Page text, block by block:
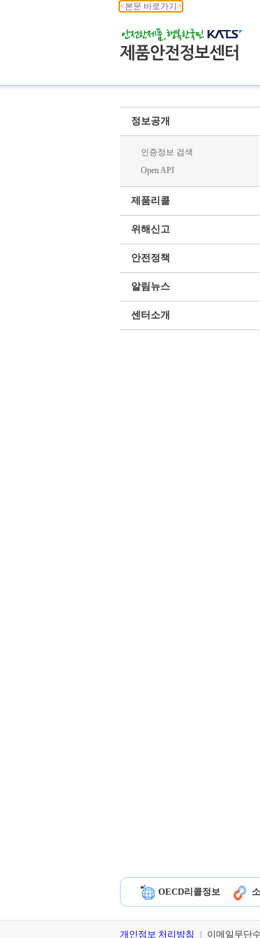
<본문 바로가기>
정보공개
인증정보 검색
Open API
제품리콜
위해신고
안전정책
알림뉴스
센터소개
OECD리콜정보
개인정보 처리방침 이메일무단